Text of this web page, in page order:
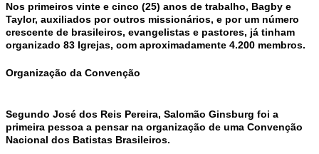
Nos primeiros vinte e cinco (25) anos de trabalho, Bagby e
Taylor, auxiliados por outros missionários, e por um número
crescente de brasileiros, evangelistas e pastores, já tinham
organizado 83 Igrejas, com aproximadamente 4.200 membros.
Organização da Convenção
Segundo José dos Reis Pereira, Salomão Ginsburg foi a
primeira pessoa a pensar na organização de uma Convenção
Nacional dos Batistas Brasileiros.